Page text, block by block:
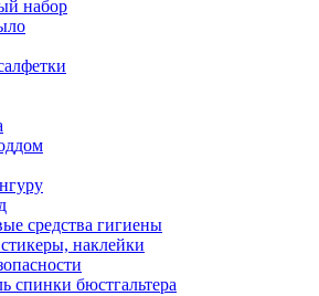
набор
средства гигиены
наклейки
спинки бюстгальтера